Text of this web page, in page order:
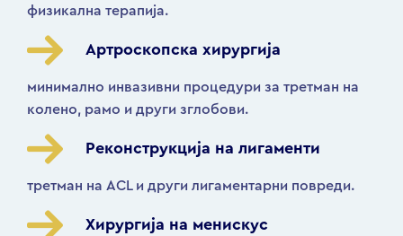
физикална терапија.
Артроскопска хирургија
минимално инвазивни процедури за третман на
колено, рамо и други зглобови.
Реконструкција на лигаменти
третман на ACL и други лигаментарни повреди.
Хирургија на менискус